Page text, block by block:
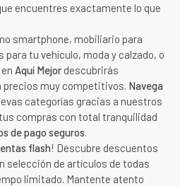
encuentres exactamente lo que
smartphone, mobiliario para
para tu vehículo, moda y calzado, o
Aquí Mejor descubrirás
precios muy competitivos. Navega
categorías gracias a nuestros
compras con total tranquilidad
de pago seguros.
flash! Descubre descuentos
selección de artículos de todas
limitado. Mantente atento